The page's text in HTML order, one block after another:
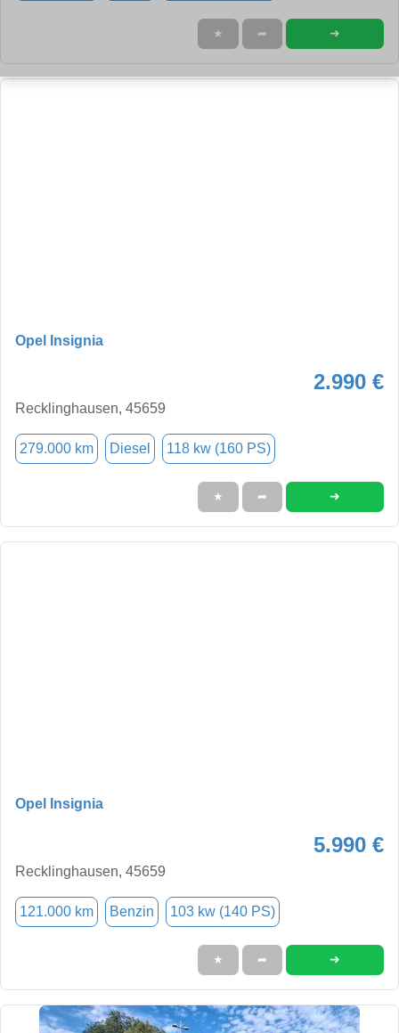
★ ➦ ➜
Opel Insignia
2.990 €
Recklinghausen, 45659
279.000 km Diesel 118 kw (160 PS)
★ ➦ ➜
Opel Insignia
5.990 €
Recklinghausen, 45659
121.000 km Benzin 103 kw (140 PS)
★ ➦ ➜